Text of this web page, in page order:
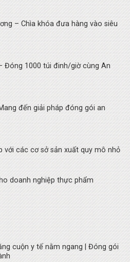
– Chìa khóa đưa hàng vào siêu
Đóng 1000 túi đinh/giờ cùng An
đến giải pháp đóng gói an
với các cơ sở sản xuất quy mô nhỏ
doanh nghiệp thực phẩm
cuộn y tế nằm ngang | Đóng gói